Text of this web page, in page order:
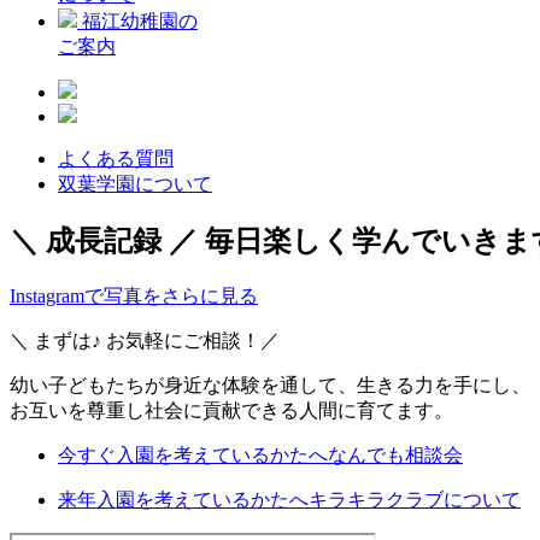
福江幼稚園の
ご案内
よくある質問
双葉学園について
＼ 成長記録 ／ 毎日楽しく学んでいきま
Instagramで写真をさらに見る
＼ まずは♪ お気軽にご相談！／
幼い子どもたちが身近な体験を通して、生きる力を手にし、
お互いを尊重し社会に貢献できる人間に育てます。
今すぐ入園を考えているかたへなんでも相談会
来年入園を考えているかたへキラキラクラブについて